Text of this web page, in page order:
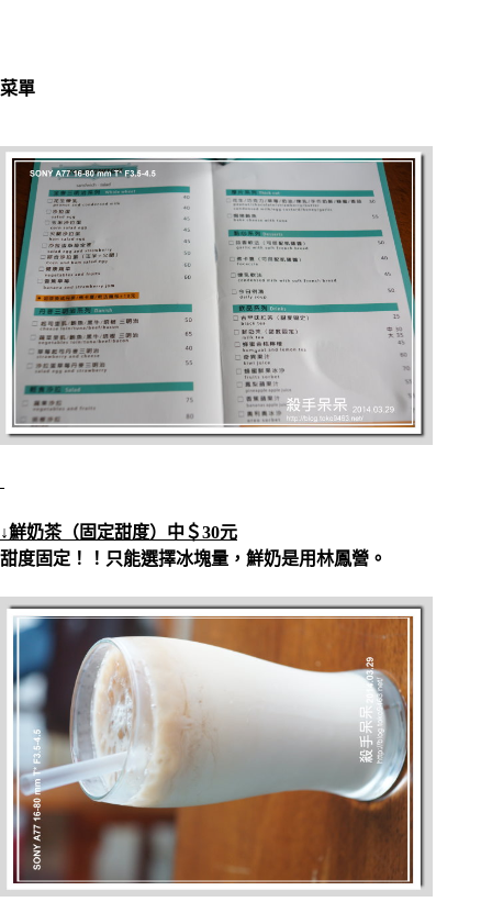
菜單
↓鮮奶茶（固定甜度）中＄30元
甜度固定！！只能選擇冰塊量，鮮奶是用林鳳營。